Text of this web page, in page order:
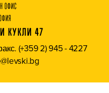
ОФИС
КУКЛИ 47
(+359 2) 945 - 4227